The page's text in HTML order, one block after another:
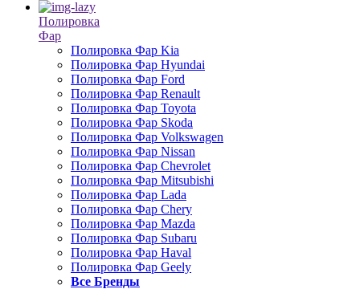
Полировка
Фар
Полировка Фар Kia
Полировка Фар Hyundai
Полировка Фар Ford
Полировка Фар Renault
Полировка Фар Toyota
Полировка Фар Skoda
Полировка Фар Volkswagen
Полировка Фар Nissan
Полировка Фар Chevrolet
Полировка Фар Mitsubishi
Полировка Фар Lada
Полировка Фар Chery
Полировка Фар Mazda
Полировка Фар Subaru
Полировка Фар Haval
Полировка Фар Geely
Все Бренды